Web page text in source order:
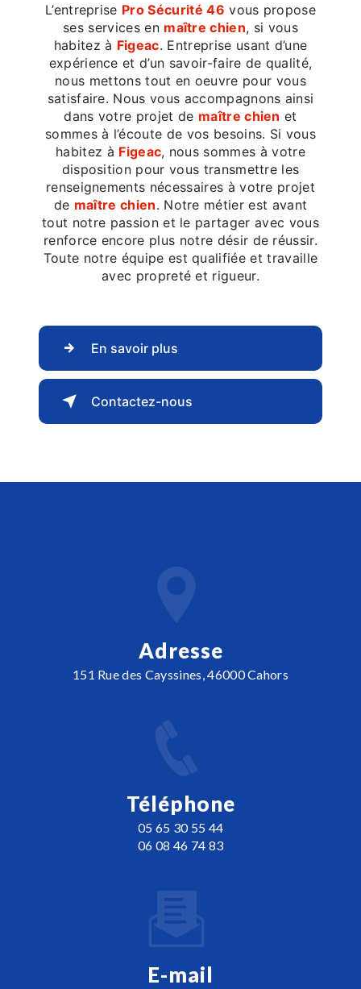
L’entreprise Pro Sécurité 46 vous propose
ses services en maître chien, si vous
habitez à Figeac. Entreprise usant d’une
expérience et d’un savoir-faire de qualité,
nous mettons tout en oeuvre pour vous
satisfaire. Nous vous accompagnons ainsi
dans votre projet de maître chien et
sommes à l’écoute de vos besoins. Si vous
habitez à Figeac, nous sommes à votre
disposition pour vous transmettre les
renseignements nécessaires à votre projet
de maître chien. Notre métier est avant
tout notre passion et le partager avec vous
renforce encore plus notre désir de réussir.
Toute notre équipe est qualifiée et travaille
avec propreté et rigueur.
En savoir plus
Contactez-nous
Adresse
151 Rue des Cayssines, 46000 Cahors
Téléphone
05 65 30 55 44
06 08 46 74 83
E-mail